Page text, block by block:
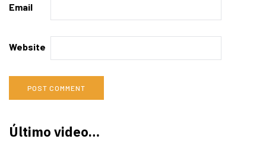
Email
Website
Último video…